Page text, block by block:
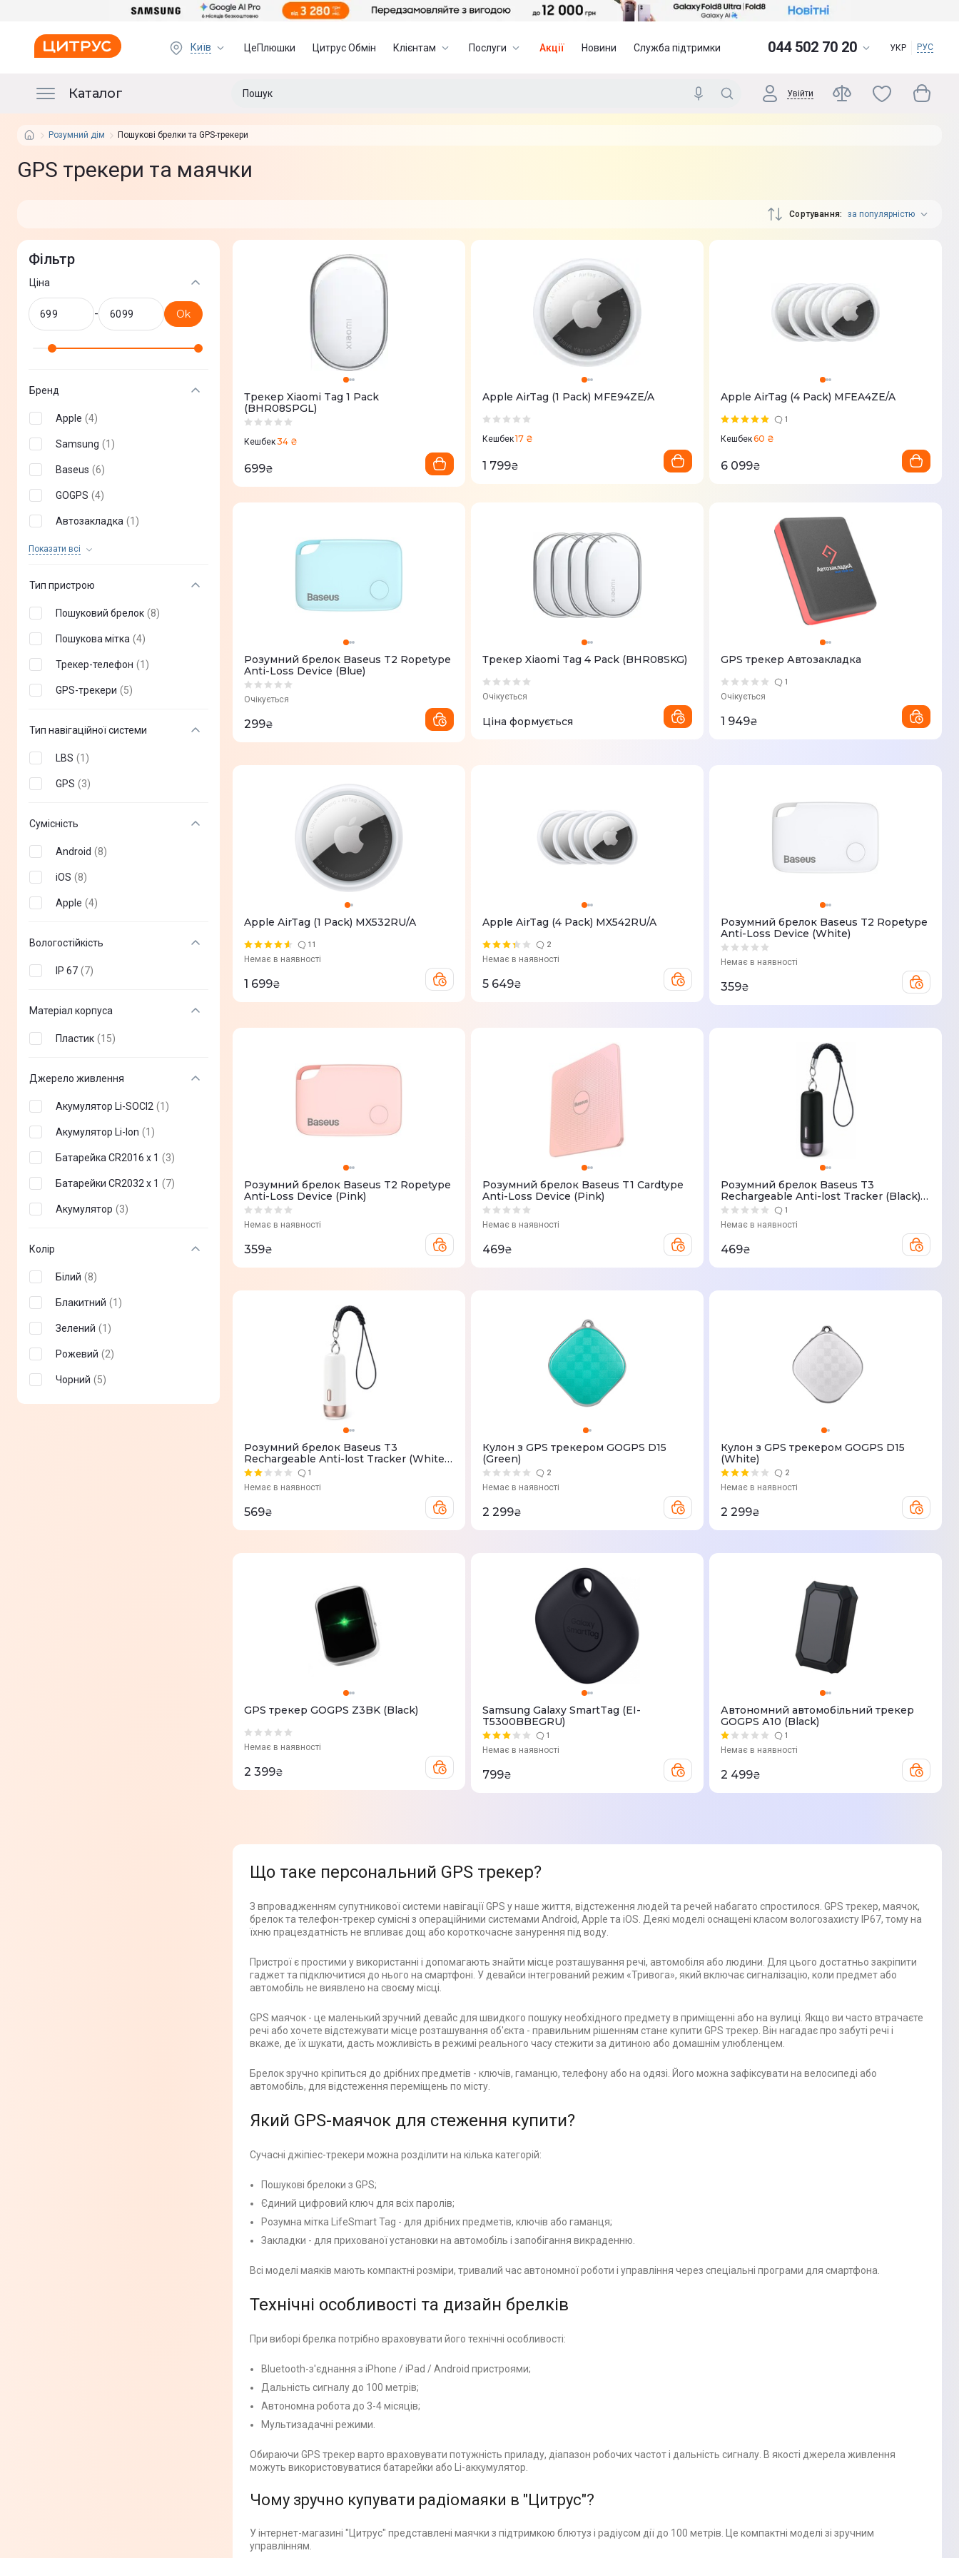
Київ ЦеПлюшки Цитрус Обмін Клієнтам Послуги Акції Новини Служба підтримки 044 502 70 20 УКР РУС
Каталог Увійти
Розумний дім Пошукові брелки та GPS-трекери
GPS трекери та маячки
Сортування за популярністю
Фільтр
Ціна
- Ok
Бренд
Apple (4)
Samsung (1 )
Baseus (6)
GOGPS (4)
Автозакладка (1 )
Показати всi
Xiaomi (
Тип пристрою
Пошуковий брелок (8)
Пошукова мітка (4)
Трекер-телефон (1 )
GPS-трекери (5)
Тип навігаційної системи
LBS (1 )
GPS (3)
Сумісність
Android (8)
iOS (8)
Apple (4)
Вологостійкість
IP 67 (7)
Матеріал корпуса
Пластик (15)
Джерело живлення
Акумулятор Li-SOCl2 (1 )
Акумулятор Li-Ion (1 )
Батарейка CR2016 x 1 (3)
Батарейки CR2032 х 1 (7)
Акумулятор (3)
Колір
Білий (8)
Блакитний (1 )
Зелений (1 )
Рожевий (2)
Чорний (5)
Трекер Xiaomi Tag 1 Pack
(BHR08SPGL)
Кешбек34 ₴
699₴
Apple AirTag (1 Pack) MFE94ZE/A
Кешбек17 ₴
1 799₴
Apple AirTag (4 Pack) MFEA4ZE/A
1
Кешбек60 ₴
6 099₴
Розумний брелок Baseus T2 Ropetype
Anti-Loss Device (Blue)
Очікується
299₴
Трекер Xiaomi Tag 4 Pack (BHR08SKG)
Очікується
Ціна формується
GPS трекер Автозакладка
1
Очікується
1 949₴
Apple AirTag (1 Pack) MX532RU/A
11
Немає в наявності
1 699₴
Apple AirTag (4 Pack) MX542RU/A
2
Немає в наявності
5 649₴
Розумний брелок Baseus T2 Ropetype
Anti-Loss Device (White)
Немає в наявності
359₴
Розумний брелок Baseus T2 Ropetype
Anti-Loss Device (Pink)
Немає в наявності
359₴
Розумний брелок Baseus T1 Cardtype
Anti-Loss Device (Pink)
Немає в наявності
469₴
Розумний брелок Baseus T3
Rechargeable Anti-lost Tracker (Black)
ZLFDQT3-011
Немає в наявності
469₴
Розумний брелок Baseus T3
Rechargeable Anti-lost Tracker (White)
ZLFDQT3-021
Немає в наявності
569₴
Кулон з GPS трекером GOGPS D15
(Green)
2
Немає в наявності
2 299₴
Кулон з GPS трекером GOGPS D15
(White)
2
Немає в наявності
2 299₴
GPS трекер GOGPS Z3BK (Black)
Немає в наявності
2 399₴
Samsung Galaxy SmartTag (EI-
T5300BBEGRU)
1
Немає в наявності
799₴
Автономний автомобільний трекер
GOGPS А10 (Black)
1
Немає в наявності
2 499₴
Що таке персональний GPS трекер?
З впровадженням супутникової системи навігації GPS у наше життя, відстеження людей та речей набагато спростилося. GPS трекер, маячок,
брелок та телефон-трекер сумісні з операційними системами Android, Apple та iOS. Деякі моделі оснащені класом вологозахисту IP67, тому на
їхню працездатність не впливає дощ або короткочасне занурення під воду.
Пристрої є простими у використанні і допомагають знайти місце розташування речі, автомобіля або людини. Для цього достатньо закріпити
гаджет та підключитися до нього на смартфоні. У девайси інтегрований режим «Тривога», який включає сигналізацію, коли предмет або
автомобіль не виявлено на своєму місці.
GPS маячок - це маленький зручний девайс для швидкого пошуку необхідного предмету в приміщенні або на вулиці. Якщо ви часто втрачаєте
речі або хочете відстежувати місце розташування об'єкта - правильним рішенням стане купити GPS трекер. Він нагадає про забуті речі і
вкаже, де їх шукати, дасть можливість в режимі реального часу стежити за дитиною або домашнім улюбленцем.
Брелок зручно кріпиться до дрібних предметів - ключів, гаманцю, телефону або на одязі. Його можна зафіксувати на велосипеді або
автомобіль, для відстеження переміщень по місту.
Який GPS-маячок для стеження купити?
Сучасні джіпіес-трекери можна розділити на кілька категорій:
Пошукові брелоки з GPS;
Єдиний цифровий ключ для всіх паролів;
Розумна мітка LifeSmart Tag - для дрібних предметів, ключів або гаманця;
Закладки - для прихованої установки на автомобіль і запобігання викраденню.
Всі моделі маяків мають компактні розміри, тривалий час автономної роботи і управління через спеціальні програми для смартфона.
Технічні особливості та дизайн брелків
При виборі брелка потрібно враховувати його технічні особливості:
Bluetooth-з'єднання з iPhone / iPad / Android пристроями;
Дальність сигналу до 100 метрів;
Автономна робота до 3-4 місяців;
Мультизадачні режими.
Обираючи GPS трекер варто враховувати потужність приладу, діапазон робочих частот і дальність сигналу. В якості джерела живлення
можуть використовуватися батарейки або Li-аккумулятор.
Чому зручно купувати радіомаяки в "Цитрус"?
У інтернет-магазині "Цитрус" представлені маячки з підтримкою блютуз і радіусом дії до 100 метрів. Це компактні моделі зі зручним
управлінням.